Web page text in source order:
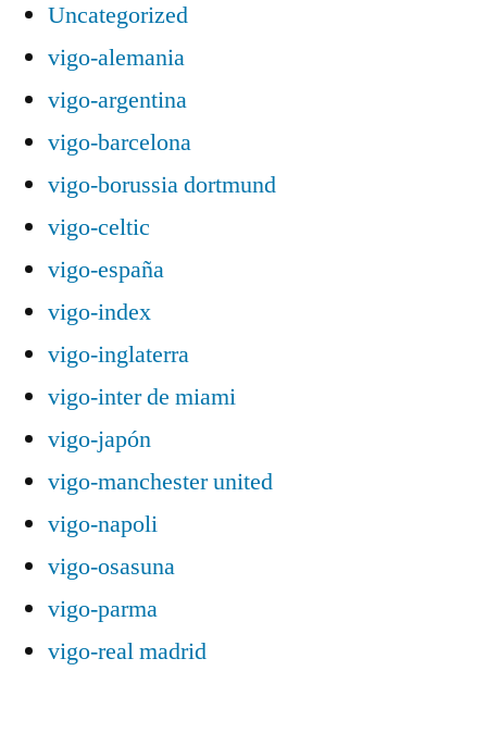
Uncategorized
vigo-alemania
vigo-argentina
vigo-barcelona
vigo-borussia dortmund
vigo-celtic
vigo-españa
vigo-index
vigo-inglaterra
vigo-inter de miami
vigo-japón
vigo-manchester united
vigo-napoli
vigo-osasuna
vigo-parma
vigo-real madrid